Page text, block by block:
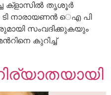
ക്ളാസിൽ തൃശൂർ
നാരായണൻ െഎ പി
സംവദിക്കുകയും
കുറിച്ച്